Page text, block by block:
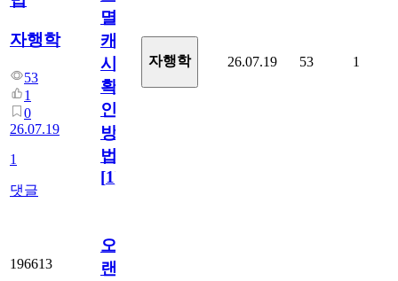
자행학
53
1
0
26.07.19
1
댓글
멸
캐
시
확
인
방
법
[1]
자행학 26.07.19 53 1
196613
오
랜